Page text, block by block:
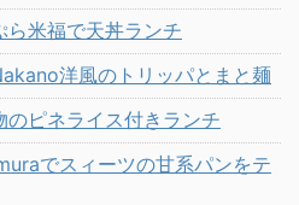
ら米福で天丼ランチ
洋風のトリッパとまと麺
ピネライス付きランチ
でスィーツの甘系パンをテ